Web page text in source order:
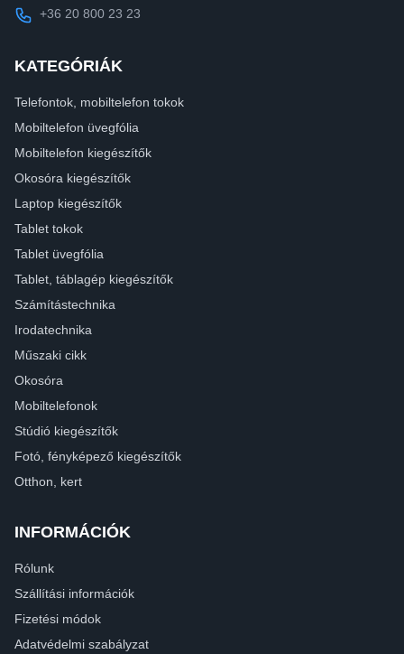
+36 20 800 23 23
KATEGÓRIÁK
Telefontok, mobiltelefon tokok
Mobiltelefon üvegfólia
Mobiltelefon kiegészítők
Okosóra kiegészítők
Laptop kiegészítők
Tablet tokok
Tablet üvegfólia
Tablet, táblagép kiegészítők
Számítástechnika
Irodatechnika
Műszaki cikk
Okosóra
Mobiltelefonok
Stúdió kiegészítők
Fotó, fényképező kiegészítők
Otthon, kert
INFORMÁCIÓK
Rólunk
Szállítási információk
Fizetési módok
Adatvédelmi szabályzat